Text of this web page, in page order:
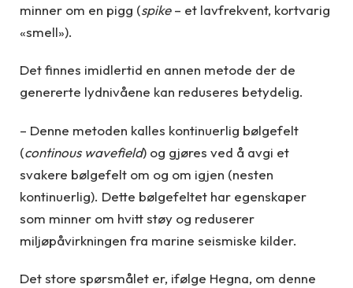
minner om en pigg (spike– et lavfrekvent, kortvarig
«smell»).
Det finnes imidlertid en annen metode der de
genererte lydnivåene kan reduseres betydelig.
– Denne metoden kalles kontinuerlig bølgefelt
(continous wavefield) og gjøres ved å avgi et
svakere bølgefelt om og om igjen (nesten
kontinuerlig). Dette bølgefeltet har egenskaper
som minner om hvitt støy og reduserer
miljøpåvirkningen fra marine seismiske kilder.
Det store spørsmålet er, ifølge Hegna, om denne